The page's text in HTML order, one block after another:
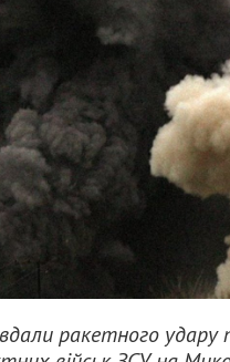
ракетного